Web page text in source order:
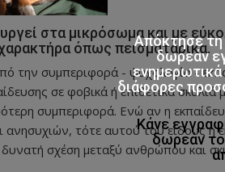
στα μικρόσωμα και με
όπως πεισματάρικα.
την συμπεριφορά - ψυχολογία -
σε φοβικά ή επιθετικά σκυλιά
συμπεριφορά. Ενώ αν η
τότε αυτού του είδους η
δυνατή σχέση μεταξύ ανθρώπου και
Απόκτησε
δωρεάν
ενημερωτικά
διάφορες
Κάνε
δωρεάν το